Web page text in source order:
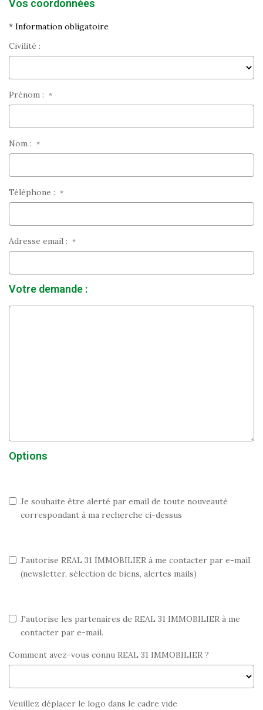
Vos coordonnées
* Information obligatoire
Civilité :
Prénom : *
Nom : *
Téléphone : *
Adresse email : *
Votre demande :
Options
Je souhaite être alerté par email de toute nouveauté
correspondant à ma recherche ci-dessus
J'autorise REAL 31 IMMOBILIER à me contacter par e-mail
(newsletter, sélection de biens, alertes mails)
J'autorise les partenaires de REAL 31 IMMOBILIER à me
contacter par e-mail.
Comment avez-vous connu REAL 31 IMMOBILIER ?
Veuillez déplacer le logo dans le cadre vide